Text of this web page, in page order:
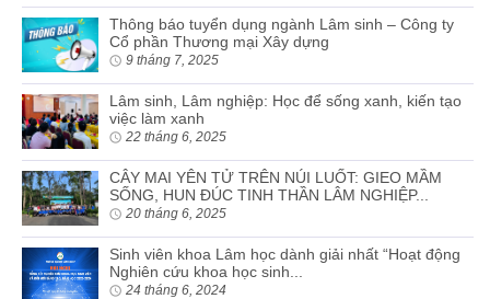
Thông báo tuyển dụng ngành Lâm sinh – Công ty
Cổ phần Thương mại Xây dựng
9 tháng 7, 2025
Lâm sinh, Lâm nghiệp: Học để sống xanh, kiến tạo
việc làm xanh
22 tháng 6, 2025
CÂY MAI YÊN TỬ TRÊN NÚI LUỐT: GIEO MẦM
SỐNG, HUN ĐÚC TINH THẦN LÂM NGHIỆP...
20 tháng 6, 2025
Sinh viên khoa Lâm học dành giải nhất “Hoạt động
Nghiên cứu khoa học sinh...
24 tháng 6, 2024